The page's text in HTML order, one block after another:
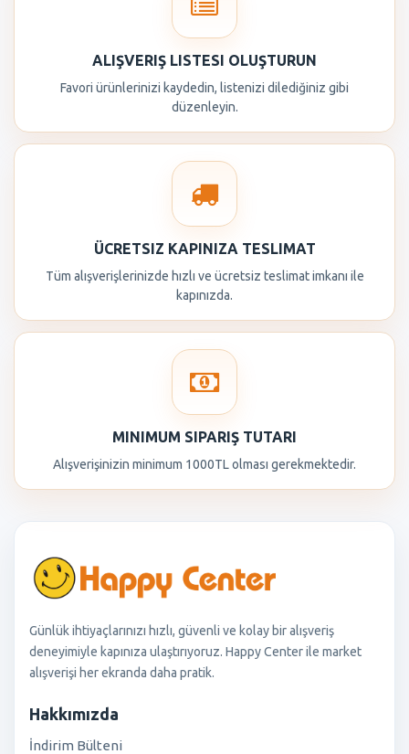
ALIŞVERIŞ LISTESI OLUŞTURUN
Favori ürünlerinizi kaydedin, listenizi dilediğiniz gibi
düzenleyin.
ÜCRETSIZ KAPINIZA TESLIMAT
Tüm alışverişlerinizde hızlı ve ücretsiz teslimat imkanı ile
kapınızda.
MINIMUM SIPARIŞ TUTARI
Alışverişinizin minimum 1000TL olması gerekmektedir.
Günlük ihtiyaçlarınızı hızlı, güvenli ve kolay bir alışveriş
deneyimiyle kapınıza ulaştırıyoruz. Happy Center ile market
alışverişi her ekranda daha pratik.
Hakkımızda
İndirim Bülteni